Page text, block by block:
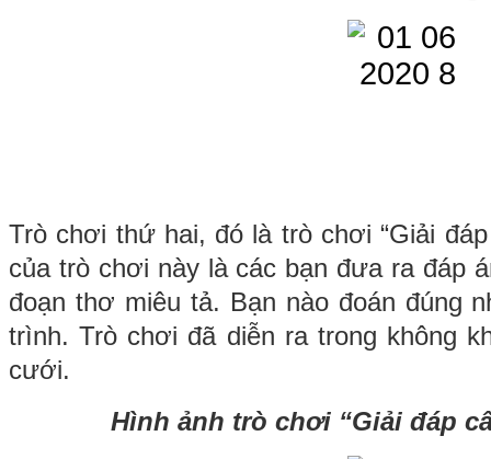
Trò chơi thứ hai, đó là trò chơi “Giải
của trò chơi này là các bạn đưa ra đáp
đoạn thơ miêu tả. Bạn nào đoán đúng
trình.Trò chơi đã diễn ra trong không
cưới.
Hình ảnh trò chơi “Giải đáp